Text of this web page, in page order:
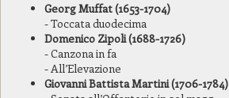
Georg Muffat (1653-1704)
- Toccata duodecima
Domenico Zipoli (1688-1726)
- Canzona in fa
- All’Elevazione
Giovanni Battista Martini (1706-1784)